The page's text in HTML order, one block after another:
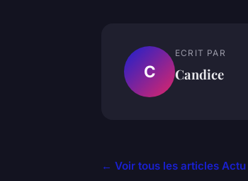
C
ECRIT PAR
Candice
← Voir tous les articles Actu